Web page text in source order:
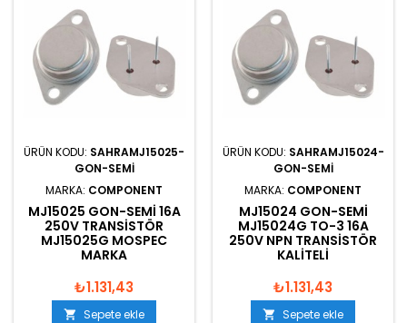
ÜRÜN KODU: SAHRAMJ15025-
GON-SEMI
MARKA: COMPONENT
MJ15025 GON-SEMI 16A
250V TRANSISTÖR
MJ15025G MOSPEC
MARKA
₺1.131,43
 Sepete ekle
ÜRÜN KODU: SAHRAMJ15024-
GON-SEMI
MARKA: COMPONENT
MJ15024 GON-SEMI
MJ15024G TO-3 16A
250V NPN TRANSISTÖR
KALITELI
₺1.131,43
 Sepete ekle